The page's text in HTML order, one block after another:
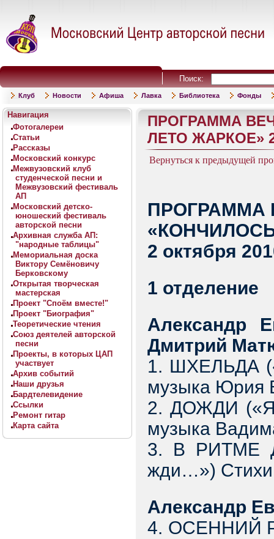
Поиск:
Клуб Новости Афиша Лавка Библиотека Фонды
Навигация
Фотогалереи
Статьи
Рассказы
Московский конкурс
Межвузовский клуб
студенческой песни и
Межвузовский фестиваль
АП
Московский детско-
юношеский фестиваль
авторской песни
Архивная служба АП:
"народные таблицы"
Мемориальная доска
Виктору Семёновичу
Берковскому
Открытая творческая
мастерская
Проект "Споём вместе!"
Проект "Биография"
Теоретические чтения
Союз деятелей авторской
песни
Проекты, в которых ЦАП
участвует
Архив событий
Наши друзья
Бардтелевидение
Ссылки
Ремонт гитар
Карта сайта
ПРОГРАММА
ЛЕТО ЖАРКОЕ» 2
Вернуться к предыдущей
ПРОГРАММА
2 октября
1 отделение
Александр
Дмитрий
1. ШХЕЛЬДА
музыка Юрия
2. ДОЖДИ («Я
музыка
3. В РИТМЕ
жди…») Стихи
Александр
4. ОСЕННИЙ